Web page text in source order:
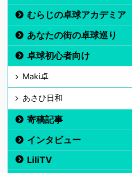
むらじの卓球アカデミア
あなたの街の卓球巡り
卓球初心者向け
Maki卓
あさひ日和
寄稿記事
インタビュー
LiliTV